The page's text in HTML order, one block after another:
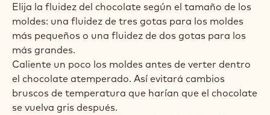
Elija la fluidez del chocolate según el tamaño de los
moldes: una fluidez de tres gotas para los moldes
más pequeños o una fluidez de dos gotas para los
más grandes.
Caliente un poco los moldes antes de verter dentro
el chocolate atemperado. Así evitará cambios
bruscos de temperatura que harían que el chocolate
se vuelva gris después.